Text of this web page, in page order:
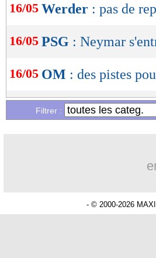
16/05 Werder : pas de
16/05 PSG : Neymar
16/05 OM : des pistes
Liste des brèves du
Filtrer :
- © 2000-2026